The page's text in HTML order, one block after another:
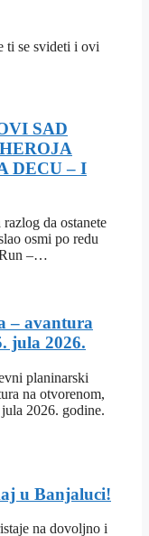
ti se svideti i ovi
SAD
DECU – I
da ostanete
osmi po redu
Run –…
– avantura
jula 2026.
planinarski
na otvorenom,
2026. godine.
u Banjaluci!
na dovoljno i